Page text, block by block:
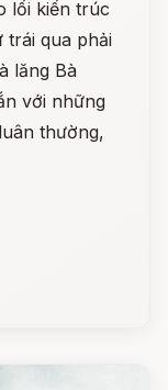
lối kiến trúc
trái qua phải
lăng Bà
với những
thường,